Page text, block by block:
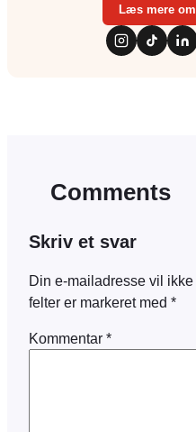
Læs mere
Comments
Skriv et svar
Din e-mailadresse vil
felter er markeret med *
Kommentar *